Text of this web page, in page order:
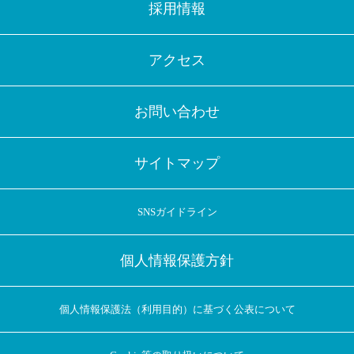
採用情報
アクセス
お問い合わせ
サイトマップ
SNSガイドライン
個人情報保護方針
個人情報保護法（利用目的）に基づく公表について